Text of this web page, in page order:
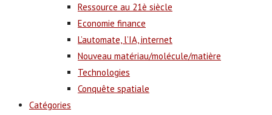
Ressource au 21è siècle
Economie finance
L’automate, l’IA, internet
Nouveau matériau/molécule/matière
Technologies
Conquête spatiale
Catégories